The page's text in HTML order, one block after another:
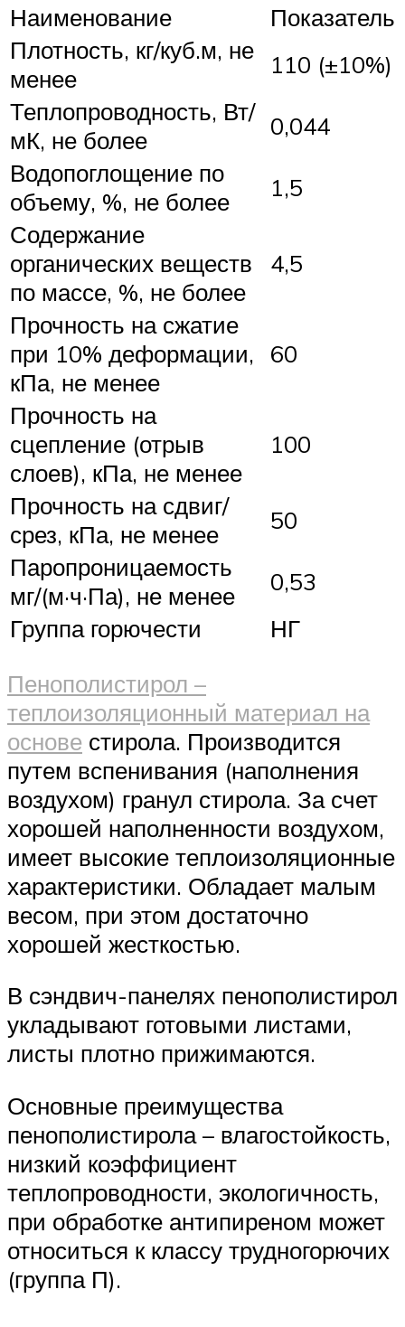
Наименование
Показатель
Плотность, кг/куб.м, не
менее
110 (±10%)
Теплопроводность, Вт/
мК, не более
0,044
Водопоглощение по
объему, %, не более
1,5
Содержание
органических веществ
по массе, %, не более
4,5
Прочность на сжатие
при 10% деформации,
кПа, не менее
60
Прочность на
сцепление (отрыв
слоев), кПа, не менее
100
Прочность на сдвиг/
срез, кПа, не менее
50
Паропроницаемость
мг/(м·ч·Па), не менее
0,53
Группа горючести
НГ
Пенополистирол –
теплоизоляционный материал на
основе стирола. Производится
путем вспенивания (наполнения
воздухом) гранул стирола. За счет
хорошей наполненности воздухом,
имеет высокие теплоизоляционные
характеристики. Обладает малым
весом, при этом достаточно
хорошей жесткостью.
В сэндвич-панелях пенополистирол
укладывают готовыми листами,
листы плотно прижимаются.
Основные преимущества
пенополистирола – влагостойкость,
низкий коэффициент
теплопроводности, экологичность,
при обработке антипиреном может
относиться к классу трудногорючих
(группа П).